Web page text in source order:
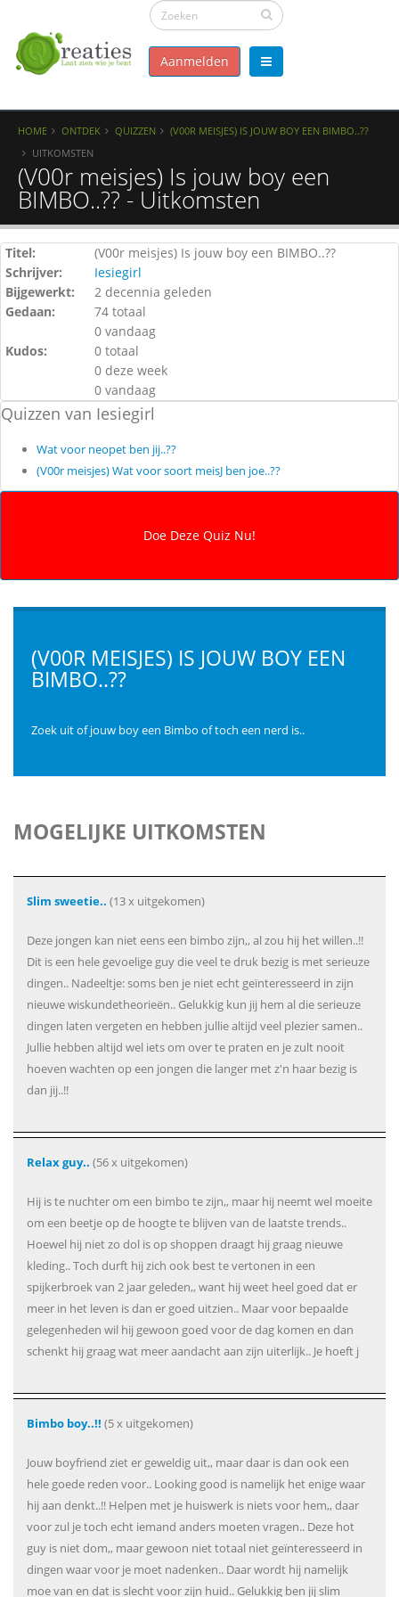
Aanmelden
HOME ONTDEK QUIZZEN
(V00R MEISJES) IS JOUW BOY EEN BIMBO..??
UITKOMSTEN
(V00r meisjes) Is jouw boy een
BIMBO..?? - Uitkomsten
Titel:
(V00r meisjes) Is jouw boy een BIMBO..??
Schrijver:
Iesiegirl
Bijgewerkt:
2 decennia geleden
Gedaan:
74 totaal
0 vandaag
Kudos:
0 totaal
0 deze week
0 vandaag
Quizzen van Iesiegirl
Wat voor neopet ben jij..??
(V00r meisjes) Wat voor soort meisJ ben joe..??
(V00R MEISJES) IS JOUW BOY EEN
BIMBO..??
Zoek uit of jouw boy een Bimbo of toch een nerd is..
MOGELIJKE UITKOMSTEN
Slim sweetie.. (13 x uitgekomen)
Deze jongen kan niet eens een bimbo zijn,, al zou hij het willen..!!
Dit is een hele gevoelige guy die veel te druk bezig is met serieuze
dingen.. Nadeeltje: soms ben je niet echt geïnteresseerd in zijn
nieuwe wiskundetheorieën.. Gelukkig kun jij hem al die serieuze
dingen laten vergeten en hebben jullie altijd veel plezier samen..
Jullie hebben altijd wel iets om over te praten en je zult nooit
hoeven wachten op een jongen die langer met z'n haar bezig is
dan jij..!!
Relax guy.. (56 x uitgekomen)
Hij is te nuchter om een bimbo te zijn,, maar hij neemt wel moeite
om een beetje op de hoogte te blijven van de laatste trends..
Hoewel hij niet zo dol is op shoppen draagt hij graag nieuwe
kleding.. Toch durft hij zich ook best te vertonen in een
spijkerbroek van 2 jaar geleden,, want hij weet heel goed dat er
meer in het leven is dan er goed uitzien.. Maar voor bepaalde
gelegenheden wil hij gewoon goed voor de dag komen en dan
schenkt hij graag wat meer aandacht aan zijn uiterlijk.. Je hoeft j
Bimbo boy..!! (5 x uitgekomen)
Jouw boyfriend ziet er geweldig uit,, maar daar is dan ook een
hele goede reden voor.. Looking good is namelijk het enige waar
hij aan denkt..!! Helpen met je huiswerk is niets voor hem,, daar
voor zul je toch echt iemand anders moeten vragen.. Deze hot
guy is niet dom,, maar gewoon niet totaal niet geïnteresseerd in
dingen waar voor je moet nadenken.. Daar wordt hij namelijk
moe van en dat is slecht voor zijn huid.. Gelukkig ben jij slim